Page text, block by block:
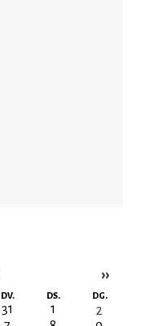
››
DV. DS. DG.
31 1
2